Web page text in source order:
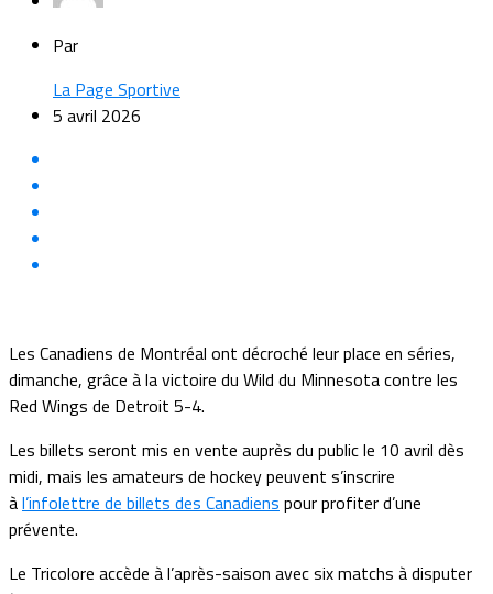
Par
La Page Sportive
5 avril 2026
Les Canadiens de Montréal ont décroché leur place en séries,
dimanche, grâce à la victoire du Wild du Minnesota contre les
Red Wings de Detroit 5-4.
Les billets seront mis en vente auprès du public le 10 avril dès
midi, mais les amateurs de hockey peuvent s’inscrire
àl’infolettre de billets des Canadiens pour profiter d’une
prévente.
Le Tricolore accède à l’après-saison avec six matchs à disputer